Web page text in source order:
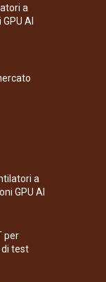
a
AI
a
GPU AI
per
test